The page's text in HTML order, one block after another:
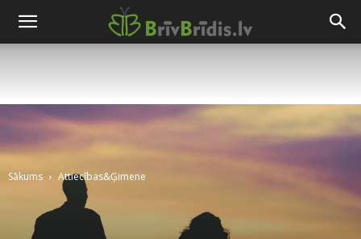
Sākums Attiecības&Ģimene